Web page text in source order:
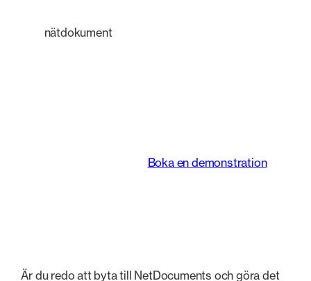
nätdokument
Boka en demonstration
Är du redo att byta till NetDocuments och göra det